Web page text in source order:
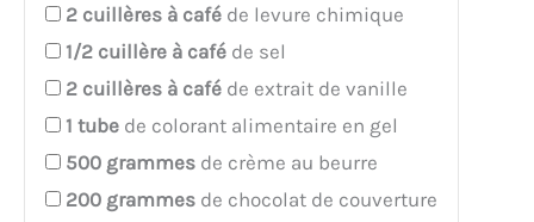
2 cuillères à café de levure chimique
1/2 cuillère à café de sel
2 cuillères à café de extrait de vanille
1 tube de colorant alimentaire en gel
500 grammes de crème au beurre
200 grammes de chocolat de couverture